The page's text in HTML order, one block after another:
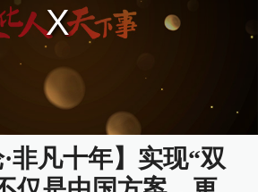
·非凡十年】实现“双